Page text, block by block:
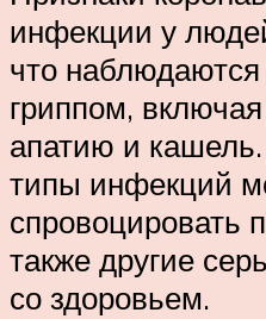
инфекции у
что
гриппом,
апатию и
типы инфекций
спровоцировать
также другие
со здоровьем.